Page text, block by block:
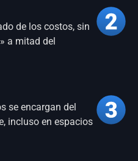
de los costos, sin
a mitad del
se encargan del
incluso en espacios